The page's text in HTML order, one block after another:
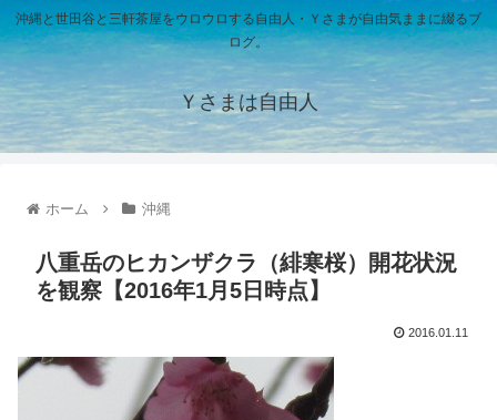
沖縄と世田谷と三軒茶屋をウロウロする自由人・Ｙさまが自由気ままに綴るブ
ログ。
Ｙさまは自由人
ホーム 沖縄
八重岳のヒカンザクラ（緋寒桜）開花状況
を観察【2016年1月5日時点】
2016.01.11